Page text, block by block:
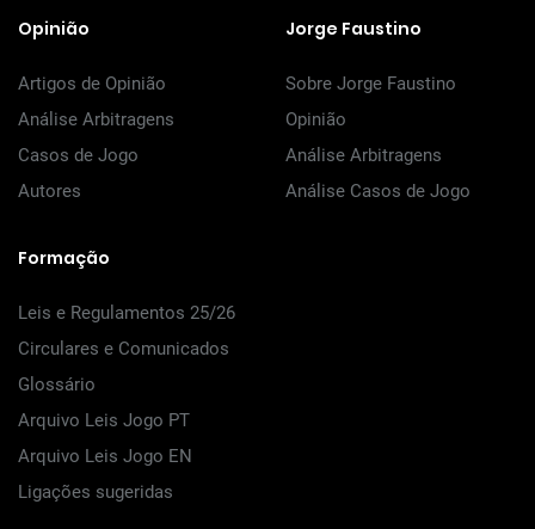
Opinião
Artigos de Opinião
Análise Arbitragens
Casos de Jogo
Autores
Jorge Faustino
Sobre Jorge Faustino
Opinião
Análise Arbitragens
Análise Casos de Jogo
Formação
Leis e Regulamentos 25/26
Circulares e Comunicados
Glossário
Arquivo Leis Jogo PT
Arquivo Leis Jogo EN
Ligações sugeridas